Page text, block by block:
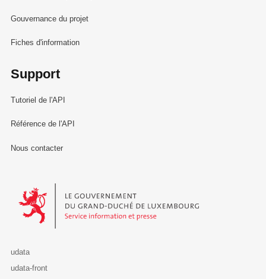
Gouvernance du projet
Fiches d'information
Support
Tutoriel de l'API
Référence de l'API
Nous contacter
Le Gouvernement du Grand-Duché de Luxembourg - Service
udata
udata-front